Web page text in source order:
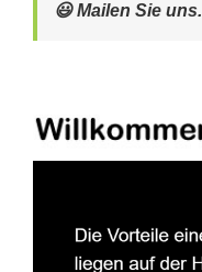
😃 Mailen Sie uns.